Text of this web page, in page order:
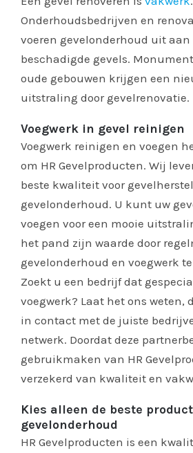
Onderhoudsbedrijven en
voeren gevelonderhoud uit
beschadigde gevels.
oude gebouwen krijgen een
uitstraling door gevelrenovatie.
Voegwerk in gevel reinigen
Voegwerk reinigen en voegen
om HR Gevelproducten. Wij
beste kwaliteit voor
gevelonderhoud. U kunt uw
voegen voor een mooie
het pand zijn waarde door
gevelonderhoud en voegwerk
Zoekt u een bedrijf dat
voegwerk? Laat het ons weten,
in contact met de juiste
netwerk. Doordat deze
gebruikmaken van HR
verzekerd van kwaliteit en
Kies alleen de beste
gevelonderhoud
HR Gevelproducten is een